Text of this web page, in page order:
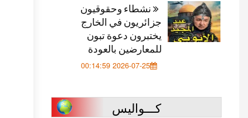
نشطاء وحقوقيون
جزائريون في الخارج
يختبرون دعوة تبون
للمعارضين بالعودة
2026-07-25 00:14:59
كـــواليس